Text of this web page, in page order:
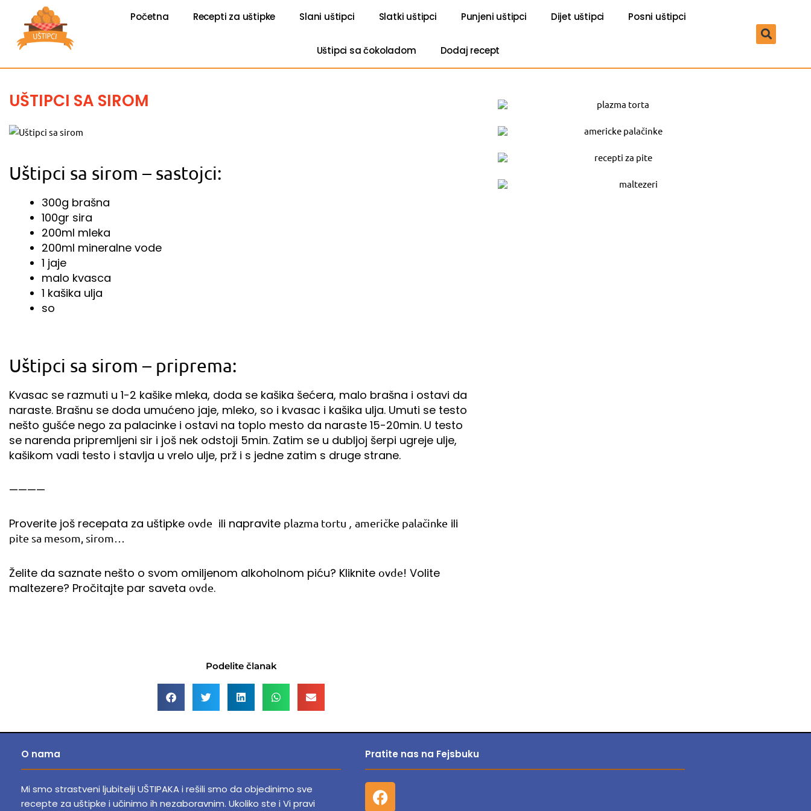
садржај
Početna Recepti za uštipke Slani uštipci Slatki uštipci Punjeni uštipci Dijet uštipci Posni uštipci
Uštipci sa čokoladom Dodaj recept
UŠTIPCI SA SIROM
Uštipci sa sirom – sastojci:
300g brašna
100gr sira
200ml mleka
200ml mineralne vode
1 jaje
malo kvasca
1 kašika ulja
so
Uštipci sa sirom – priprema:
Kvasac se razmuti u 1-2 kašike mleka, doda se kašika šećera, malo brašna i ostavi da
naraste. Brašnu se doda umućeno jaje, mleko, so i kvasac i kašika ulja. Umuti se testo
nešto gušće nego za palacinke i ostavi na toplo mesto da naraste 15-20min. U testo
se narenda pripremljeni sir i još nek odstoji 5min. Zatim se u dubljoj šerpi ugreje ulje,
kašikom vadi testo i stavlja u vrelo ulje, prž i s jedne zatim s druge strane.
————
Proverite još recepata za uštipke ovde ili napravite plazma tortu , američke palačinke ili
pite sa mesom, sirom…
Želite da saznate nešto o svom omiljenom alkoholnom piću? Kliknite ovde! Volite
maltezere? Pročitajte par saveta ovde.
Podelite članak
O nama
Mi smo strastveni ljubitelji UŠTIPAKA i rešili smo da objedinimo sve
recepte za uštipke i učinimo ih nezaboravnim. Ukoliko ste i Vi pravi
Pratite nas na Fejsbuku
F
a